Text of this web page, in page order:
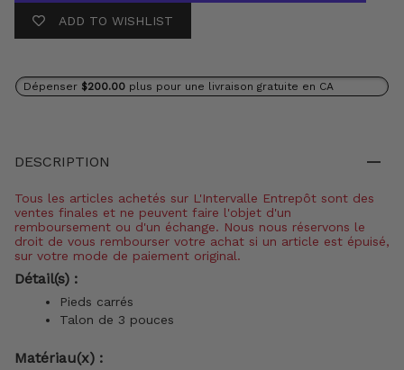
ADD TO WISHLIST
Dépenser $200.00 plus pour une livraison gratuite en CA
DESCRIPTION
Tous les articles achetés sur L'Intervalle Entrepôt sont des
ventes finales et ne peuvent faire l'objet d'un
remboursement ou d'un échange. Nous nous réservons le
droit de vous rembourser votre achat si un article est épuisé,
sur votre mode de paiement original.
Détail(s) :
Pieds carrés
Talon de 3 pouces
Matériau(x) :